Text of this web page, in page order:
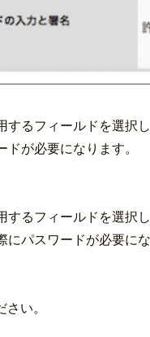
するフィールドを選択
が必要になります。
するフィールドを選択
にパスワードが必要に
い。